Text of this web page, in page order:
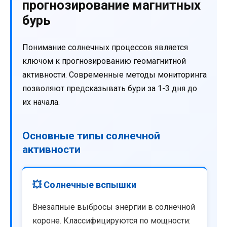
прогнозирование магнитных
бурь
Понимание солнечных процессов является
ключом к прогнозированию геомагнитной
активности. Современные методы мониторинга
позволяют предсказывать бури за 1-3 дня до
их начала.
Основные типы солнечной
активности
💥 Солнечные вспышки
Внезапные выбросы энергии в солнечной
короне. Классифицируются по мощности: